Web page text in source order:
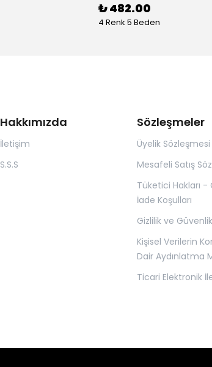
₺ 482.00
4 Renk 5 Beden
Hakkımızda
İletişim
S.S.S
Sözleşmeler
Üyelik Sözleşmesi
Mesafeli Satış
Tüketici Hakları
İade Koşulları
Gizlilik ve
Kişisel Verilerin
Dair Aydınlatma
Ticari Elektronik